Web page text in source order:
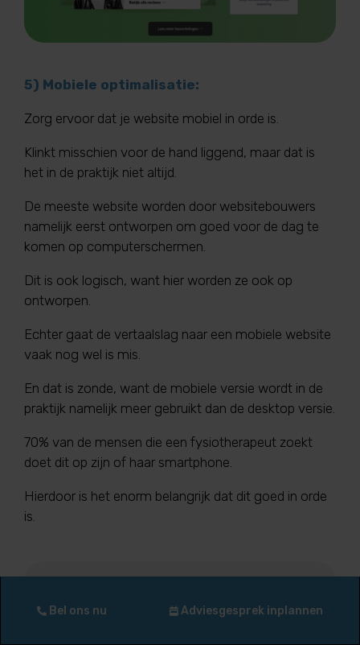
5) Mobiele optimalisatie:
Zorg ervoor dat je website mobiel in orde is.
Klinkt misschien voor de hand liggend, maar dat is
het in de praktijk niet altijd.
De meeste website worden door websitebouwers
namelijk eerst ontworpen om goed voor de dag te
komen op computerschermen.
Dit is ook logisch, want hier worden ze ook op
ontworpen.
Echter gaat de vertaalslag naar een mobiele website
vaak nog wel is mis.
En dat is zonde, want de mobiele versie wordt in de
praktijk namelijk meer gebruikt dan de desktop versie.
70% van de mensen die een fysiotherapeut zoekt
doet dit op zijn of haar smartphone.
Hierdoor is het enorm belangrijk dat dit goed in orde
is.
Bel ons nu Adviesgesprek inplannen